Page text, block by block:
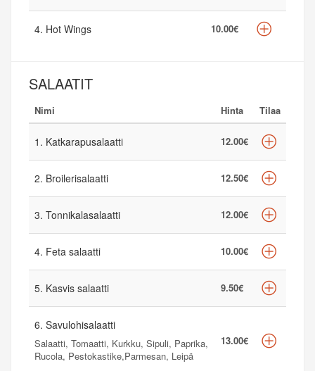
4. Hot Wings 10.00€
SALAATIT
Nimi Hinta Tilaa
1. Katkarapusalaatti 12.00€
2. Broilerisalaatti 12.50€
3. Tonnikalasalaatti 12.00€
4. Feta salaatti 10.00€
5. Kasvis salaatti 9.50€
6. Savulohisalaatti
Salaatti, Tomaatti, Kurkku, Sipuli, Paprika,
Rucola, Pestokastike,Parmesan, Leipä
13.00€